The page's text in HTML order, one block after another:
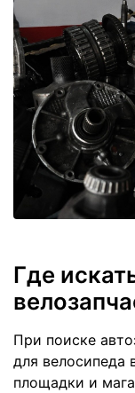
Где
При поиске
для велосипеда
площадки и